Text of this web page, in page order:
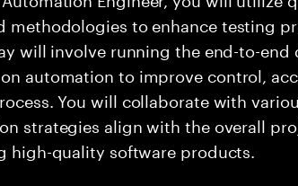
methodologies to enhance testing
will involve running the end-to-end
automation to improve control,
You will collaborate with
strategies align with the overall
high-quality software products.